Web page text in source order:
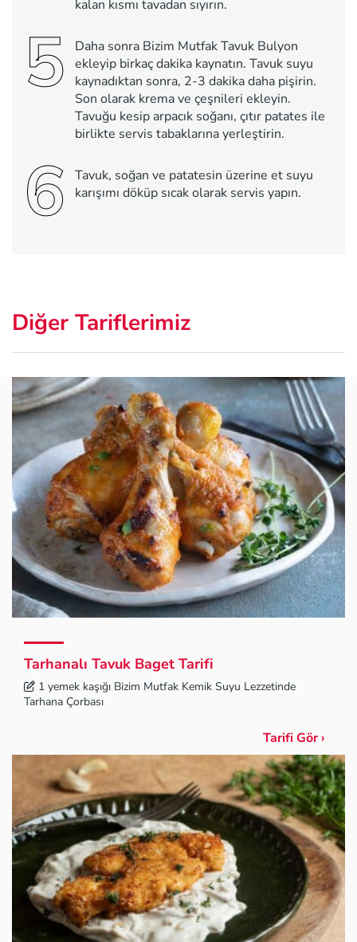
kalan kısmı tavadan sıyırın.
5
Daha sonra Bizim Mutfak Tavuk Bulyon
ekleyip birkaç dakika kaynatın. Tavuk suyu
kaynadıktan sonra, 2-3 dakika daha pişirin.
Son olarak krema ve çeşnileri ekleyin.
Tavuğu kesip arpacık soğanı, çıtır patates ile
birlikte servis tabaklarına yerleştirin.
6
Tavuk, soğan ve patatesin üzerine et suyu
karışımı döküp sıcak olarak servis yapın.
Diğer Tariflerimiz
Tarhanalı Tavuk Baget Tarifi
1 yemek kaşığı Bizim Mutfak Kemik Suyu Lezzetinde
Tarhana Çorbası
Tarifi Gör ›